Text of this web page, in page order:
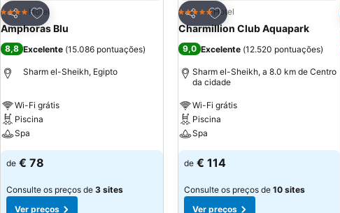
Partilhar
Adicionar aos favoritos
4 EstrelasHotel
Amphoras Blu
8,8 Excelente (15.086 pontuações)
Sharm el-Sheikh, Egipto
Wi-Fi grátis
Piscina
Spa
de € 78
Consulte os preços de 3 sites
Ver preços
Partilhar
Adicionar aos favoritos
5 EstrelasHotel
Charmillion Club Aquapark
9,0 Excelente (12.520 pontuações)
Sharm el-Sheikh, a 8.0 km de Centro
da cidade
Wi-Fi grátis
Piscina
Spa
de € 114
Consulte os preços de 10 sites
Ver preços